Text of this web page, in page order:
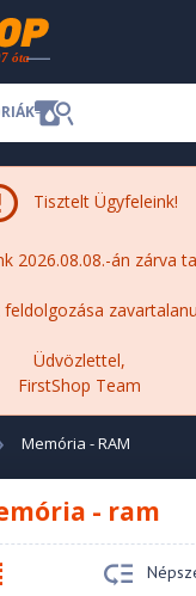
Tisztelt Ügyfeleink!
2026.08.08.-án zárva
Üdvözlettel,
FirstShop Team
Memória - RAM
- ram